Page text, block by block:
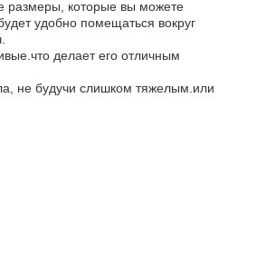
размеры, которые вы можете
удобно помещаться вокруг
делает его отличным
не будучи слишком тяжелым.или